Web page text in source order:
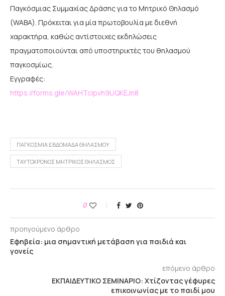
Παγκόσμιας Συμμαχίας Δράσης για το Μητρικό Θηλασμό
(WABA). Πρόκειται για μία πρωτοβουλία με διεθνή
χαρακτήρα, καθώς αντίστοιχες εκδηλώσεις
πραγματοποιούνται από υποστηρικτές του θηλασμού
παγκοσμίως.
Εγγραφές:
https://forms.gle/WAHTcipvh9UQKEJn8
ΠΑΓΚΌΣΜΙΑ ΕΒΔΟΜΆΔΑ ΘΗΛΑΣΜΟΎ
ΤΑΥΤΌΧΡΟΝΟΣ ΜΗΤΡΙΚΌΣ ΘΗΛΑΣΜΌΣ
0
προηγούμενο άρθρο
Εφηβεία: μια σημαντική μετάβαση για παιδιά και
γονείς
επόμενο άρθρο
ΕΚΠΑΙΔΕΥΤΙΚΟ ΣΕΜΙΝΑΡΙΟ: Χτίζοντας γέφυρες
επικοινωνίας με το παιδί μου